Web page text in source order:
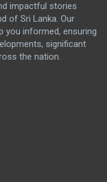
impactful stories
of Sri Lanka. Our
you informed, ensuring
significant
the nation.